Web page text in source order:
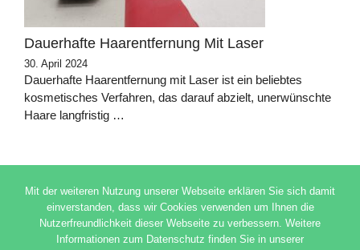
Dauerhafte Haarentfernung Mit Laser
30. April 2024
Dauerhafte Haarentfernung mit Laser ist ein beliebtes
kosmetisches Verfahren, das darauf abzielt, unerwünschte
Haare langfristig …
© 2026 ADSIMPLE
Mit der weiteren Nutzung unserer Webseite erklären Sie sich damit
einverstanden, dass wir Cookies verwenden um Ihnen die
Nutzerfreundlichkeit dieser Webseite zu verbessern. Weitere
Informationen zum Datenschutz finden Sie in unserer